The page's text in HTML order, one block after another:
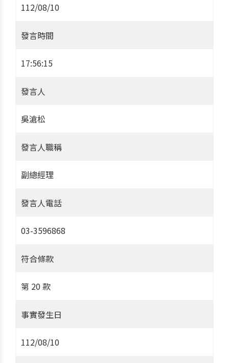
112/08/10
發言時間
17:56:15
發言人
吳滄松
發言人職稱
副總經理
發言人電話
03-3596868
符合條款
第 20 款
事實發生日
112/08/10